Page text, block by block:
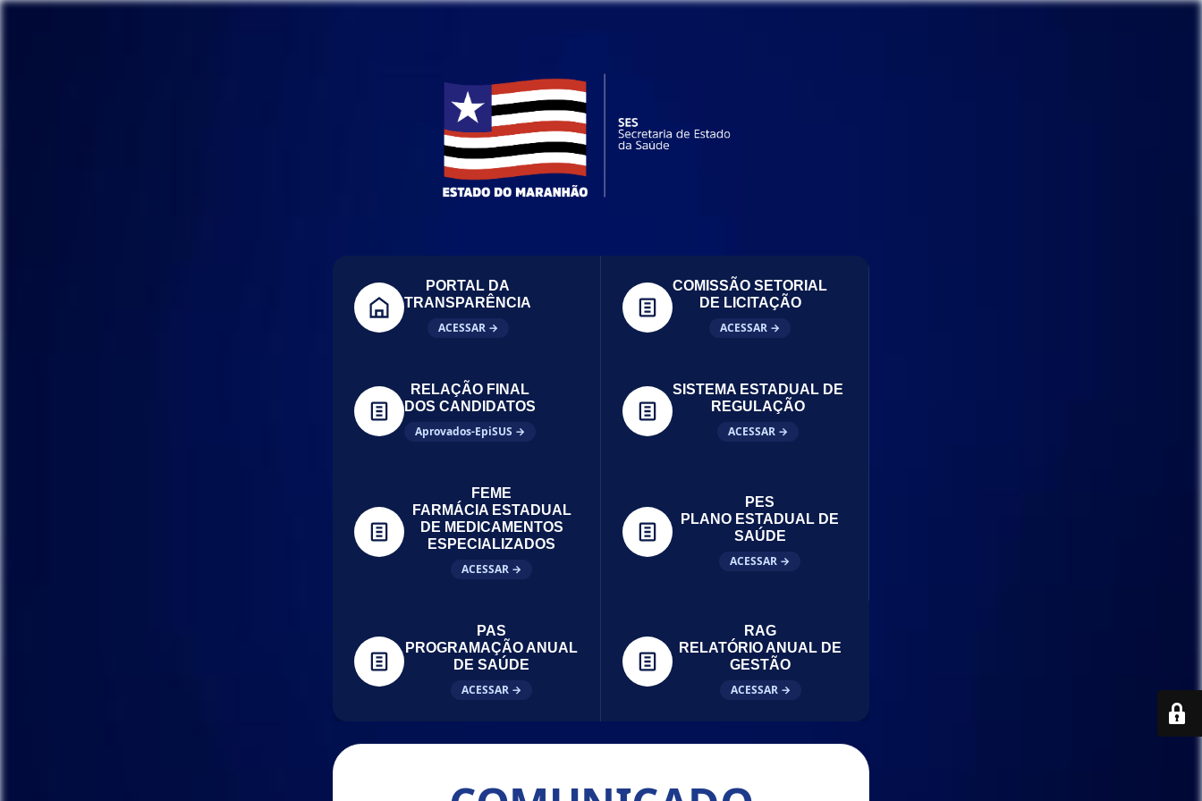
PORTAL DA
TRANSPARÊNCIA
ACESSAR →
COMISSÃO SETORIAL
DE LICITAÇÃO
ACESSAR →
RELAÇÃO FINAL
DOS CANDIDATOS
Aprovados-EpiSUS →
SISTEMA ESTADUAL DE
REGULAÇÃO
ACESSAR →
FEME
FARMÁCIA ESTADUAL
DE MEDICAMENTOS
ESPECIALIZADOS
ACESSAR →
PES
PLANO ESTADUAL DE
SAÚDE
ACESSAR →
PAS
PROGRAMAÇÃO ANUAL
DE SAÚDE
ACESSAR →
RAG
RELATÓRIO ANUAL DE
GESTÃO
ACESSAR →